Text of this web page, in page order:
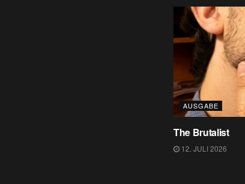
AUSGABE
The Brutalist
12. JULI 2026